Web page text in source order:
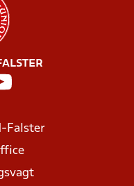
Falster